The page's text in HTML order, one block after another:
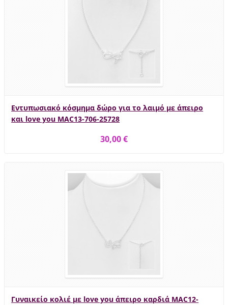
Εντυπωσιακό κόσμημα δώρο για το λαιμό με άπειρο
και love you MAC13-706-25728
30,00 €
Γυναικείο κολιέ με love you άπειρο καρδιά MAC12-